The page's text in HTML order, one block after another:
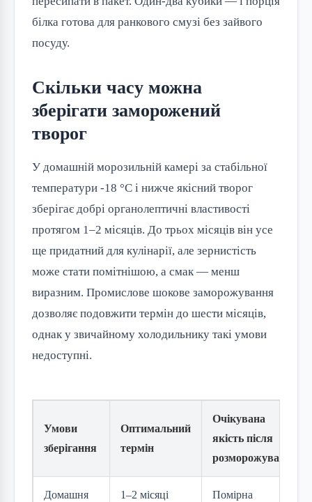
білка готова для ранкового смузі без зайвого
посуду.
Скільки часу можна
зберігати заморожений
творог
У домашній морозильній камері за стабільної
температури -18 °C і нижче якісний творог
зберігає добрі органолептичні властивості
протягом 1–2 місяців. До трьох місяців він усе
ще придатний для кулінарії, але зернистість
може стати помітнішою, а смак — менш
виразним. Промислове шокове заморожування
дозволяє подовжити термін до шести місяців,
однак у звичайному холодильнику такі умови
недоступні.
Умови
зберігання
Оптимальний
термін
Очікувана
якість після
розморожування
Домашня
1–2 місяці
Помірна